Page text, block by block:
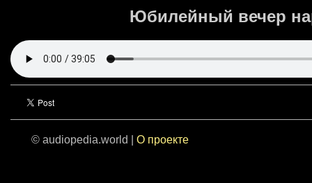
Юбилейный вечер
© audiopedia.world | О проекте